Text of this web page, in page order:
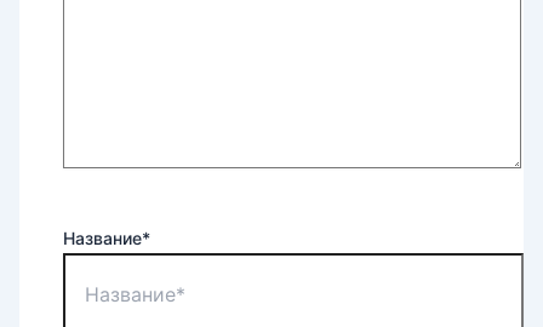
Название*